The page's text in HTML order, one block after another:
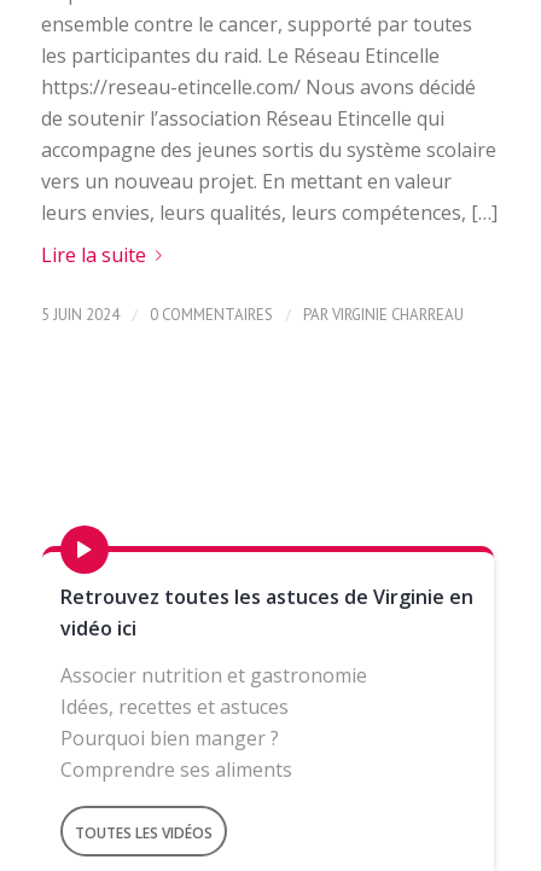
ensemble contre le cancer, supporté par toutes
les participantes du raid. Le Réseau Etincelle
https://reseau-etincelle.com/ Nous avons décidé
de soutenir l’association Réseau Etincelle qui
accompagne des jeunes sortis du système scolaire
vers un nouveau projet. En mettant en valeur
leurs envies, leurs qualités, leurs compétences, […]
Lire la suite
5 JUIN 2024 / 0 COMMENTAIRES / PARVIRGINIE CHARREAU
Retrouvez toutes les astuces de Virginie en
vidéo ici
Associer nutrition et gastronomie
Idées, recettes et astuces
Pourquoi bien manger ?
Comprendre ses aliments
TOUTES LES VIDÉOS